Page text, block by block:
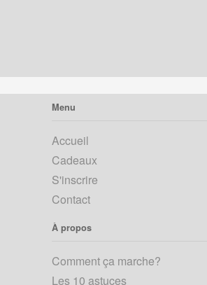
Menu
Accueil
Cadeaux
S'inscrire
Contact
À propos
Comment ça marche?
Les 10 astuces